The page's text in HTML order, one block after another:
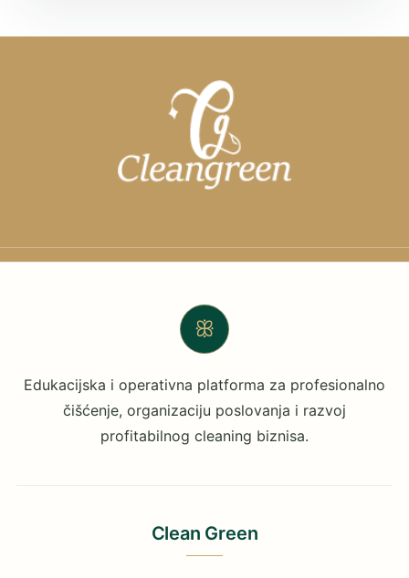
ꕥ
Edukacijska i operativna platforma za profesionalno
čišćenje, organizaciju poslovanja i razvoj
profitabilnog cleaning biznisa.
Clean Green